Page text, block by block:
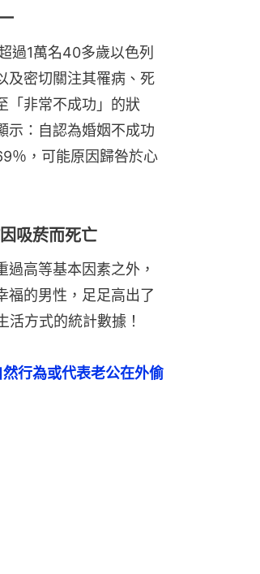
過1萬名40多歲以色列
及密切關注其罹病、死
「非常不成功」的狀
示：自認為婚姻不成功
％，可能原因歸咎於心
吸菸而死亡
高等基本因素之外，
福的男性，足足高出了
方式的統計數據！
行為或代表老公在外偷